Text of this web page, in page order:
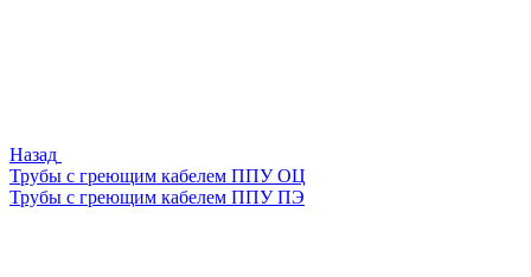
Назад
Трубы с греющим кабелем ППУ ОЦ
Трубы с греющим кабелем ППУ ПЭ